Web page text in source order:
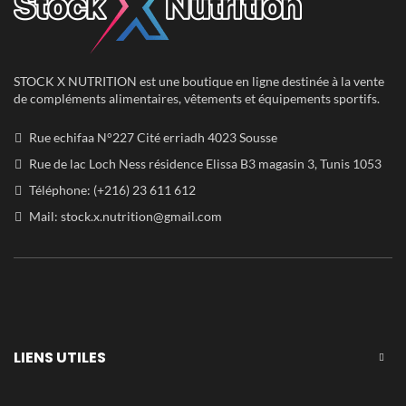
STOCK X NUTRITION est une boutique en ligne destinée à la vente
de compléments alimentaires, vêtements et équipements sportifs.
Rue echifaa N°227 Cité erriadh 4023 Sousse
Rue de lac Loch Ness résidence Elissa B3 magasin 3, Tunis 1053
Téléphone: (+216) 23 611 612
Mail: stock.x.nutrition@gmail.com
LIENS UTILES